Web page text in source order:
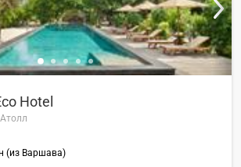
Hotel
(из Варшава)